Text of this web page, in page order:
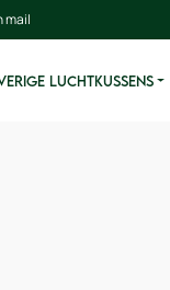
mail
LUCHTKUSSENS